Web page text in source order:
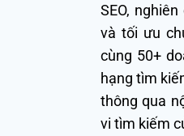
SEO,
và tối ưu
cùng 50+
hạng tìm
thông qua
vi tìm kiếm